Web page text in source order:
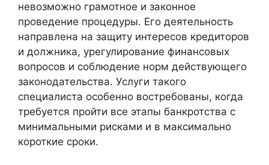
невозможно грамотное и законное
проведение процедуры. Его деятельность
направлена на защиту интересов кредиторов
и должника, урегулирование финансовых
вопросов и соблюдение норм действующего
законодательства. Услуги такого
специалиста особенно востребованы, когда
требуется пройти все этапы банкротства с
минимальными рисками и в максимально
короткие сроки.